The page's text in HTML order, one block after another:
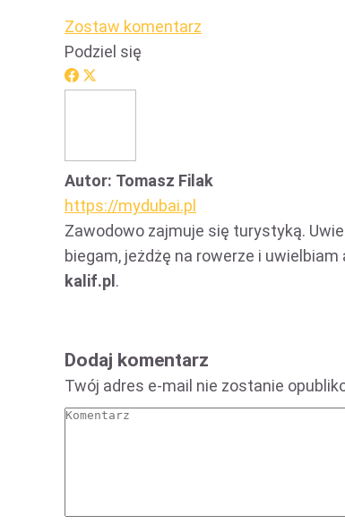
Zostaw komentarz
Podziel się
Share
Autor: Tomasz Filak
https://mydubai.pl
Zawodowo zajmuje się turystyką.
biegam, jeżdżę na rowerze i
kalif.pl .
Dodaj komentarz
Twój adres e-mail nie zostanie
Komentarz